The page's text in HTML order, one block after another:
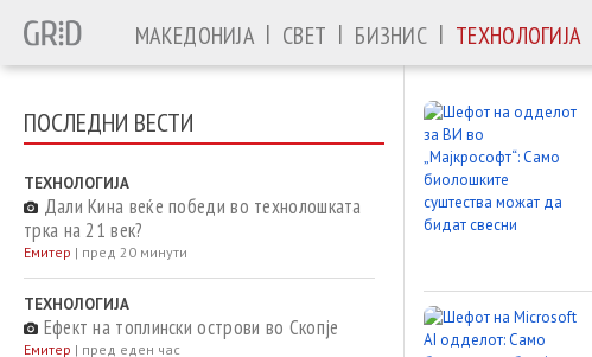
МАКЕДОНИЈА | СВЕТ | БИЗНИС | ТЕХНОЛОГИЈА
ПОСЛЕДНИ ВЕСТИ
ТЕХНОЛОГИЈА
Дали Кина веќе победи во технолошката
трка на 21 век?
Емитер | пред 20 минути
ТЕХНОЛОГИЈА
Ефект на топлински острови во Скопје
Емитер | пред еден час